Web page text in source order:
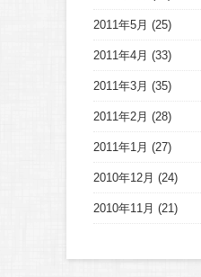
2011年5月 (25)
2011年4月 (33)
2011年3月 (35)
2011年2月 (28)
2011年1月 (27)
2010年12月 (24)
2010年11月 (21)